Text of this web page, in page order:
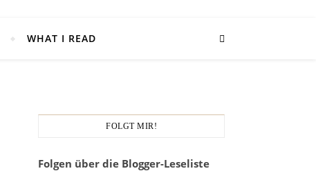
WHAT I READ
FOLGT MIR!
Folgen über die Blogger-Leseliste